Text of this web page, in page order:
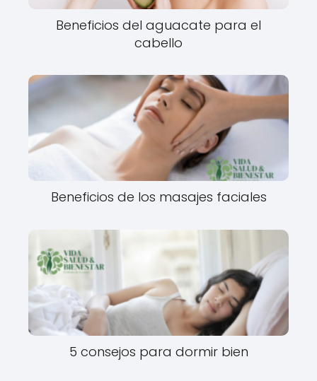
Beneficios del aguacate para el
cabello
Beneficios de los masajes faciales
5 consejos para dormir bien